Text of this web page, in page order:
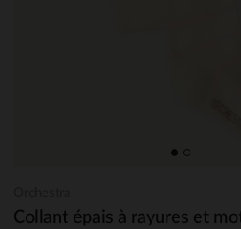
Collant épais à rayures et